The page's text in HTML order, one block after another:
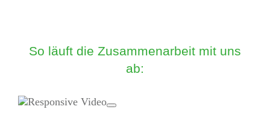
So läuft die Zusammenarbeit mit uns
ab: